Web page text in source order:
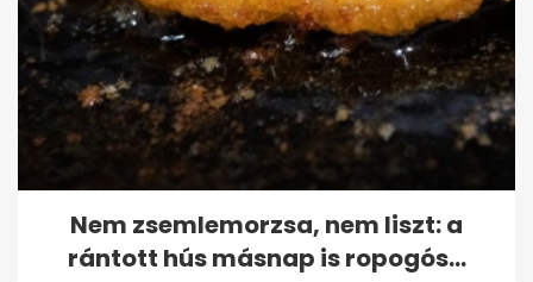
Nem zsemlemorzsa, nem liszt: a
rántott hús másnap is ropogós...